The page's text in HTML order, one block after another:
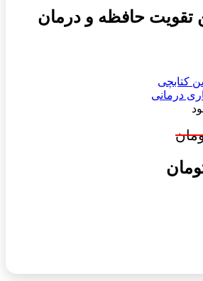
تقویت حافظه و درمان
کتابچی
درمانی